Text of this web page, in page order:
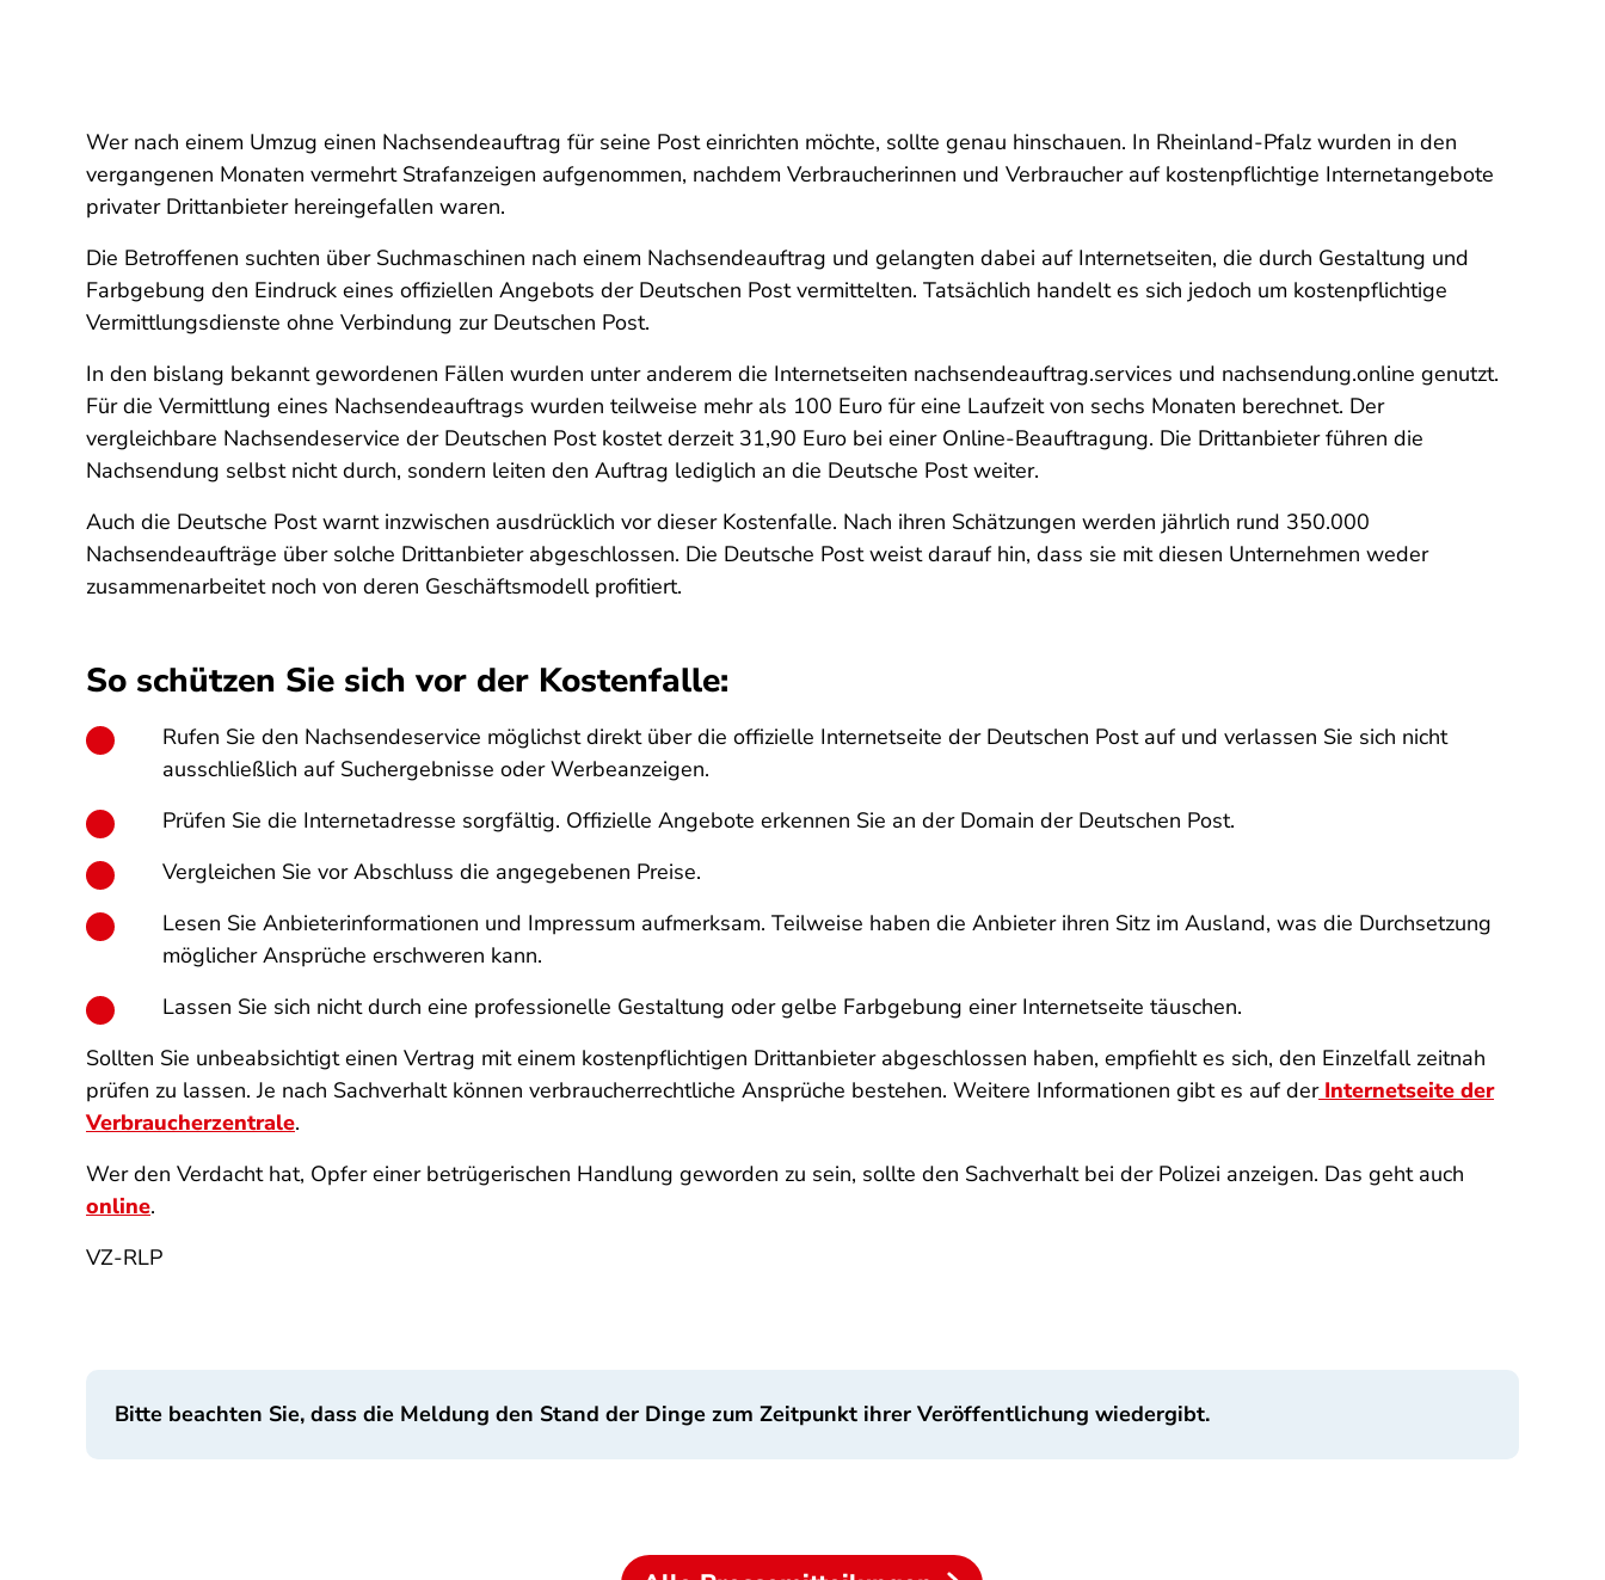
Wer nach einem Umzug einen Nachsendeauftrag für seine Post einrichten möchte, sollte genau hinschauen. In Rheinland-Pfalz wurden in den
vergangenen Monaten vermehrt Strafanzeigen aufgenommen, nachdem Verbraucherinnen und Verbraucher auf kostenpflichtige Internetangebote
privater Drittanbieter hereingefallen waren.
Die Betroffenen suchten über Suchmaschinen nach einem Nachsendeauftrag und gelangten dabei auf Internetseiten, die durch Gestaltung und
Farbgebung den Eindruck eines offiziellen Angebots der Deutschen Post vermittelten. Tatsächlich handelt es sich jedoch um kostenpflichtige
Vermittlungsdienste ohne Verbindung zur Deutschen Post.
In den bislang bekannt gewordenen Fällen wurden unter anderem die Internetseiten nachsendeauftrag.services und nachsendung.online genutzt.
Für die Vermittlung eines Nachsendeauftrags wurden teilweise mehr als 100 Euro für eine Laufzeit von sechs Monaten berechnet. Der
vergleichbare Nachsendeservice der Deutschen Post kostet derzeit 31,90 Euro bei einer Online-Beauftragung. Die Drittanbieter führen die
Nachsendung selbst nicht durch, sondern leiten den Auftrag lediglich an die Deutsche Post weiter.
Auch die Deutsche Post warnt inzwischen ausdrücklich vor dieser Kostenfalle. Nach ihren Schätzungen werden jährlich rund 350.000
Nachsendeaufträge über solche Drittanbieter abgeschlossen. Die Deutsche Post weist darauf hin, dass sie mit diesen Unternehmen weder
zusammenarbeitet noch von deren Geschäftsmodell profitiert.
So schützen Sie sich vor der Kostenfalle:
Rufen Sie den Nachsendeservice möglichst direkt über die offizielle Internetseite der Deutschen Post auf und verlassen Sie sich nicht
ausschließlich auf Suchergebnisse oder Werbeanzeigen.
Prüfen Sie die Internetadresse sorgfältig. Offizielle Angebote erkennen Sie an der Domain der Deutschen Post.
Vergleichen Sie vor Abschluss die angegebenen Preise.
Lesen Sie Anbieterinformationen und Impressum aufmerksam. Teilweise haben die Anbieter ihren Sitz im Ausland, was die Durchsetzung
möglicher Ansprüche erschweren kann.
Lassen Sie sich nicht durch eine professionelle Gestaltung oder gelbe Farbgebung einer Internetseite täuschen.
Sollten Sie unbeabsichtigt einen Vertrag mit einem kostenpflichtigen Drittanbieter abgeschlossen haben, empfiehlt es sich, den Einzelfall zeitnah
prüfen zu lassen. Je nach Sachverhalt können verbraucherrechtliche Ansprüche bestehen. Weitere Informationen gibt es auf derInternetseite der
Verbraucherzentrale.
Wer den Verdacht hat, Opfer einer betrügerischen Handlung geworden zu sein, sollte den Sachverhalt bei der Polizei anzeigen. Das geht auch
online.
VZ-RLP
Bitte beachten Sie, dass die Meldung den Stand der Dinge zum Zeitpunkt ihrer Veröffentlichung wiedergibt.